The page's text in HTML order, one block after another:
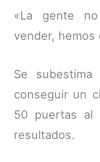
«La gente
vender, hemos
Se
conseguir un
50 puertas al
resultados.